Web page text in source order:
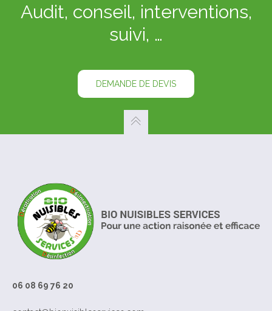
Audit, conseil, interventions,
suivi, …
DEMANDE DE DEVIS
06 08 69 76 20